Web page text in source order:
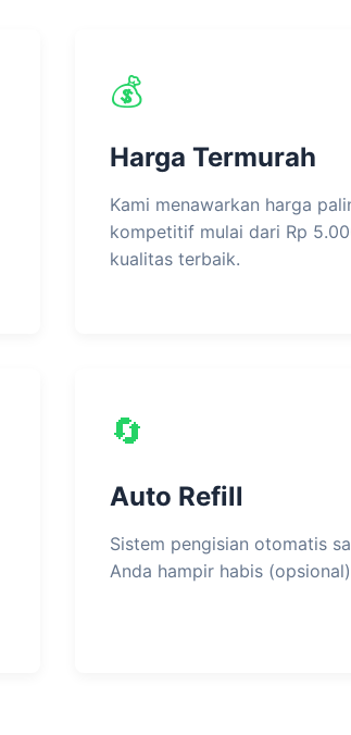
💰
Harga Termurah
Kami menawarkan harga
kompetitif mulai dari Rp
kualitas terbaik.
🔄
Auto Refill
Sistem pengisian otomatis
Anda hampir habis